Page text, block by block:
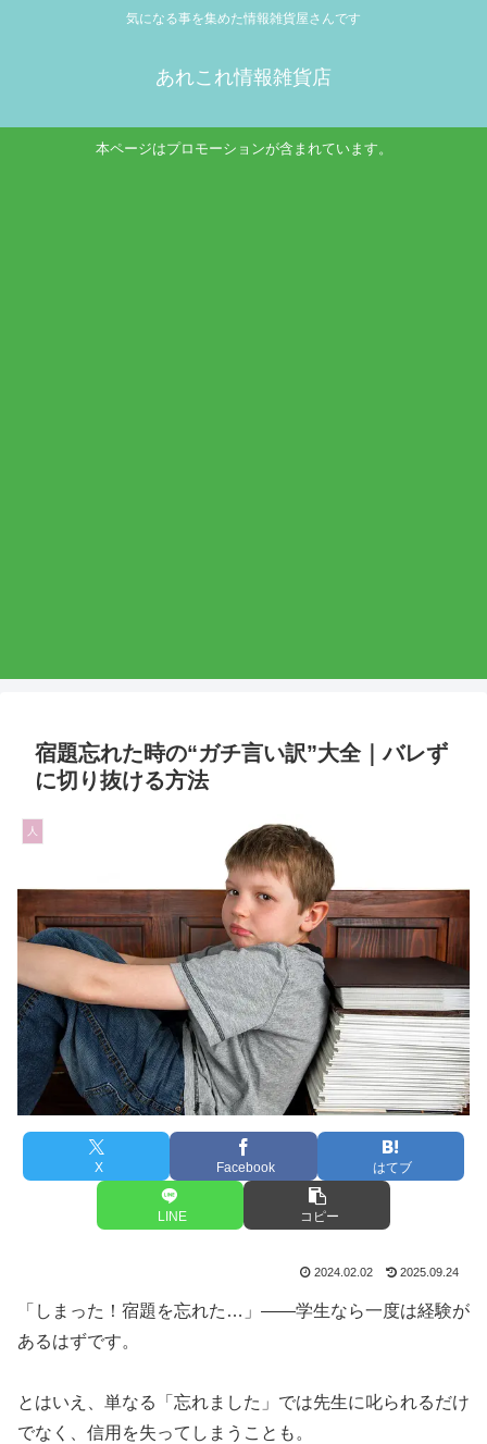
気になる事を集めた情報雑貨屋さんです
あれこれ情報雑貨店
本ページはプロモーションが含まれています。
宿題忘れた時の“ガチ言い訳”大全｜バレず
に切り抜ける方法
人
X Facebook はてブ
LINE コピー
2024.02.02 2025.09.24
「しまった！宿題を忘れた…」――学生なら一度は経験が
あるはずです。
とはいえ、単なる「忘れました」では先生に叱られるだけ
でなく、信用を失ってしまうことも。